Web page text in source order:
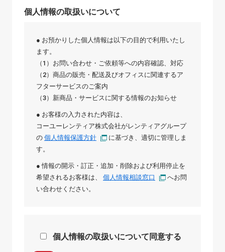
個人情報の取扱いについて
● お預かりした個人情報は以下の目的で利用いたし
ます。
（1）お問い合わせ・ご依頼等への内容確認、対応
（2）商品の販売・配送及びオフィスに関連するア
フターサービスのご案内
（3）新商品・サービスに関する情報のお知らせ
● お客様の入力された内容は、
コーユーレンティア株式会社がレンティアグループ
の 個人情報保護方針
に基づき、適切に管理しま
す。
● 情報の開示・訂正・追加・削除および利用停止を
希望されるお客様は、 個人情報相談窓口
へお問
い合わせください。
個人情報の取扱いについて同意する